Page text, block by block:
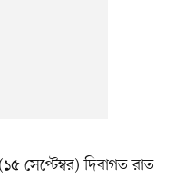
সেপ্টেম্বর) দিবাগত রাত